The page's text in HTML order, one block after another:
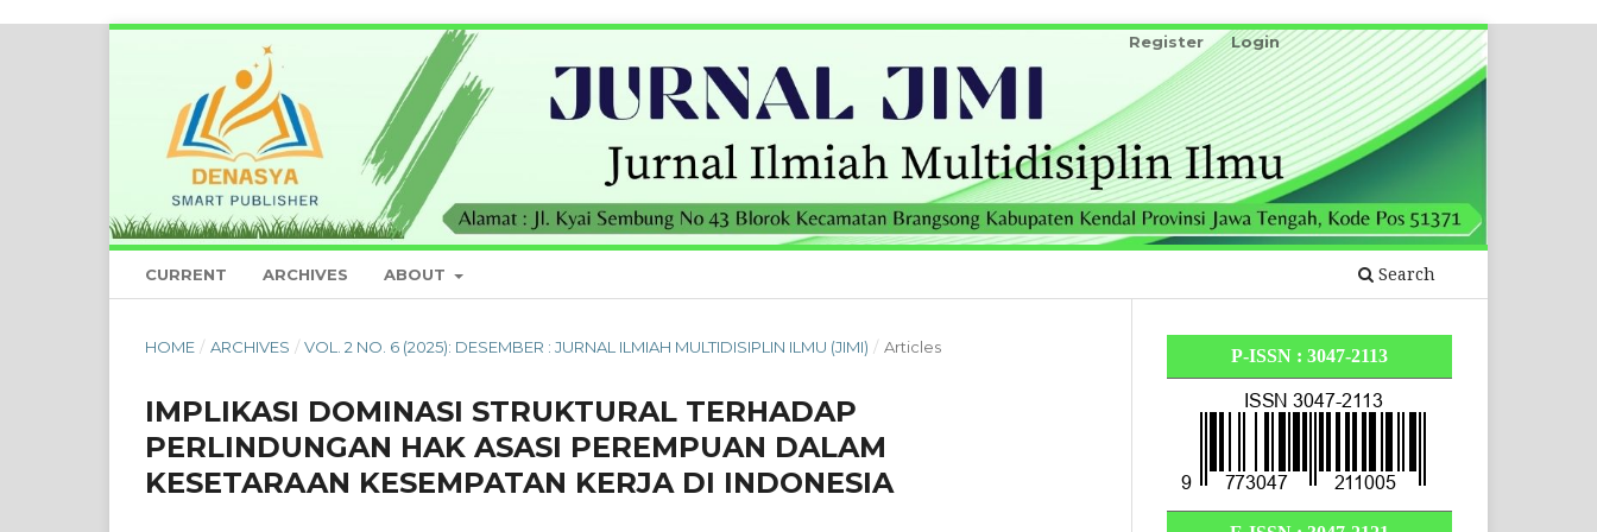
CURRENT ARCHIVES ABOUT Search
Register Login
HOME / ARCHIVES / VOL. 2 NO. 6 (2025): DESEMBER : JURNAL ILMIAH MULTIDISIPLIN ILMU (JIMI) / Articles
IMPLIKASI DOMINASI STRUKTURAL TERHADAP
PERLINDUNGAN HAK ASASI PEREMPUAN DALAM
KESETARAAN KESEMPATAN KERJA DI INDONESIA
P-ISSN : 3047-2113